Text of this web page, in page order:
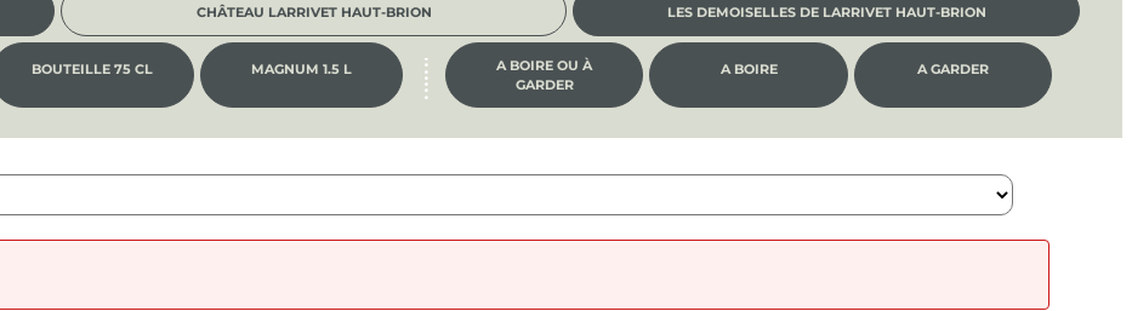
CHÂTEAU LARRIVET HAUT-BRION LES DEMOISELLES DE LARRIVET HAUT-BRION
BOUTEILLE 75 CL MAGNUM 1.5 L
A BOIRE OU À
GARDER
A BOIRE A GARDER